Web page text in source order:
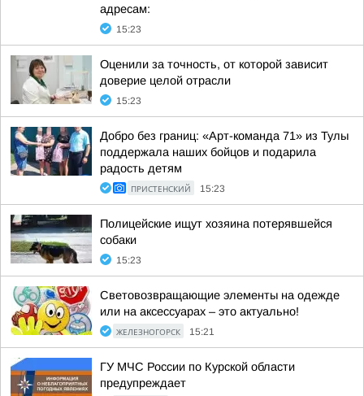
адресам:
15:23
Оценили за точность, от которой зависит
доверие целой отрасли
15:23
Добро без границ: «Арт-команда 71» из Тулы
поддержала наших бойцов и подарила
радость детям
ПРИСТЕНСКИЙ 15:23
Полицейские ищут хозяина потерявшейся
собаки
15:23
Световозвращающие элементы на одежде
или на аксессуарах – это актуально!
ЖЕЛЕЗНОГОРСК 15:21
ГУ МЧС России по Курской области
предупреждает